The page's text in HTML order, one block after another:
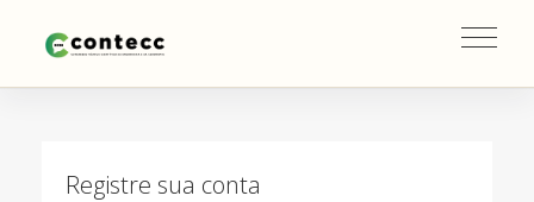
Registre sua conta